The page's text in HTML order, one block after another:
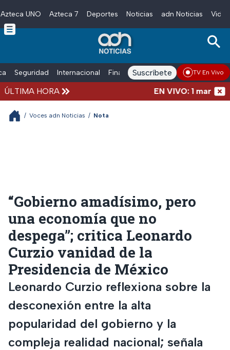
Skip to main content
Azteca UNO Azteca 7 Deportes Noticias adn Noticias
Seguridad Internacional Finanzas adn Noticias Radio
Suscríbete TV En Vivo
ÚLTIMA HORA EN VIVO: 1
/ Voces adn Noticias / Nota
“Gobierno amadísimo, pero
una economía que no
despega”; critica Leonardo
Curzio vanidad de la
Presidencia de México
Leonardo Curzio reflexiona sobre la
desconexión entre la alta
popularidad del gobierno y la
compleja realidad nacional; señala